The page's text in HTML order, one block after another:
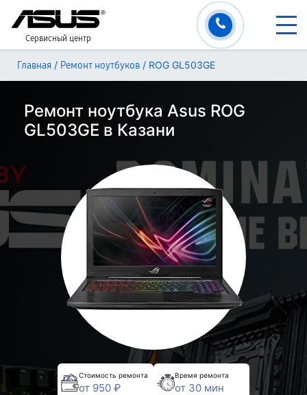
Сервисный центр
Главная / Ремонт ноутбуков / ROG GL503GE
Ремонт ноутбука Asus ROG
GL503GE в Казани
Стоимость ремонта
от 950 ₽
Время ремонта
от 30 мин